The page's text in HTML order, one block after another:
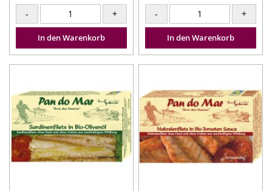
- +
In den Warenkorb
- +
In den Warenkorb